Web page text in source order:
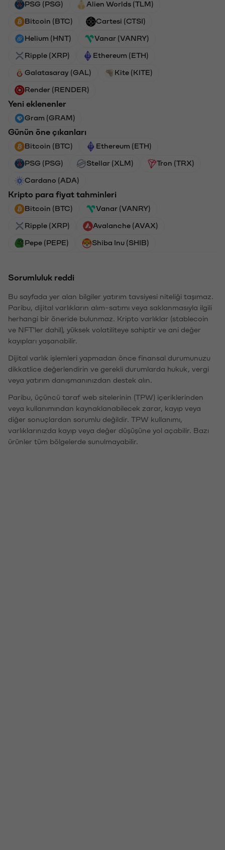
PSG (PSG) Alien Worlds (TLM)
Bitcoin (BTC) Cartesi (CTSI)
Helium (HNT) Vanar (VANRY)
Ripple (XRP) Ethereum (ETH)
Galatasaray (GAL) Kite (KITE)
Render (RENDER)
Yeni eklenenler
Gram (GRAM)
Günün öne çıkanları
Bitcoin (BTC) Ethereum (ETH)
PSG (PSG) Stellar (XLM) Tron (TRX)
Cardano (ADA)
Kripto para fiyat tahminleri
Bitcoin (BTC) Vanar (VANRY)
Ripple (XRP) Avalanche (AVAX)
Pepe (PEPE) Shiba Inu (SHIB)
Sorumluluk reddi
Bu sayfada yer alan bilgiler yatırım tavsiyesi niteliği taşımaz.
Paribu, dijital varlıkların alım-satımı veya saklanmasıyla ilgili
herhangi bir öneride bulunmaz. Kripto varlıklar (stablecoin
ve NFT'ler dahil), yüksek volatiliteye sahiptir ve ani değer
kayıpları yaşanabilir.
Dijital varlık işlemleri yapmadan önce finansal durumunuzu
dikkatlice değerlendirin ve gerekli durumlarda hukuk, vergi
veya yatırım danışmanınızdan destek alın.
Paribu, üçüncü taraf web sitelerinin (TPW) içeriklerinden
veya kullanımından kaynaklanabilecek zarar, kayıp veya
diğer sonuçlardan sorumlu değildir. TPW kullanımı,
varlıklarınızda kayıp veya değer düşüşüne yol açabilir. Bazı
ürünler tüm bölgelerde sunulmayabilir.